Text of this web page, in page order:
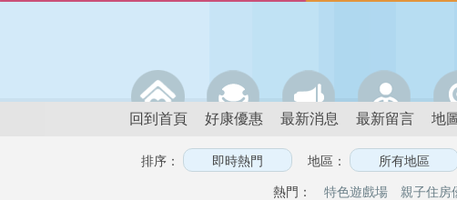
回到首頁 好康優惠 最新消息 最新留言 地
排序： 地區：
熱門： 特色遊戲場 親子住房